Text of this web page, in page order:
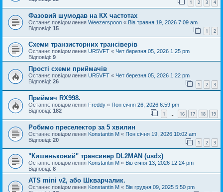
1 2 3 4
Фазовий шумодав на КХ частотах
Останнє повідомлення Weezerspoon « Вів травня 19, 2026 7:09 am
Відповіді: 15 1 2
Схеми транзисторних трансіверів
Останнє повідомлення UR5VFT « Чет березня 05, 2026 1:25 pm
Відповіді: 9
Прості схеми приймачів
Останнє повідомлення UR5VFT « Чет березня 05, 2026 1:22 pm
Відповіді: 26 1 2 3
Приймач RX998.
Останнє повідомлення Freddy « Пон січня 26, 2026 6:59 pm
Відповіді: 182 1 … 16 17 18 19
Робимо преселектор за 5 хвилин
Останнє повідомлення Konstantin M « Пон січня 19, 2026 10:02 am
Відповіді: 20 1 2 3
"Кишеньковий" трансивер DL2MAN (usdx)
Останнє повідомлення Konstantin M « Вів січня 13, 2026 12:24 pm
Відповіді: 8
ATS mini v2, або Шкварчалик.
Останнє повідомлення Konstantin M « Вів грудня 09, 2025 5:50 pm